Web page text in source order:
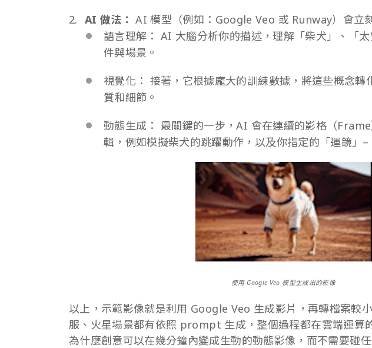
AI 做法： AI 模型（例如：Google Veo 或 Runway）會立
語言理解： AI 大腦分析你的描述，理解「柴犬」、「
件與場景。
視覺化： 接著，它根據龐大的訓練數據，將這些概念轉
質和細節。
動態生成： 最關鍵的一步，AI 會在連續的影格（
輯，例如模擬柴犬的跳躍動作，以及你指定的「運鏡」–
使用 Google Veo 模型生成出的影像
以上，示範影像就是利用 Google Veo 生成影片，再轉檔案較
服、火星場景都有依照 prompt 生成，整個過程都在雲端運算
為什麼創意可以在幾分鐘內變成生動的動態影像，而不需要碰